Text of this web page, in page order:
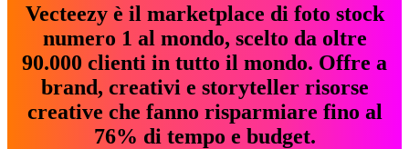
Vecteezy è il marketplace di foto stock
numero 1 al mondo, scelto da oltre
90.000 clienti in tutto il mondo. Offre a
brand, creativi e storyteller risorse
creative che fanno risparmiare fino al
76% di tempo e budget.